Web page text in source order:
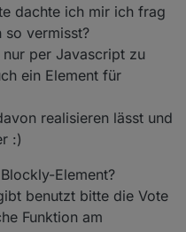
dachte ich mir ich frag
so vermisst?
nur per Javascript zu
ein Element für
realisieren lässt und
:)
Element?
benutzt bitte die Vote
Funktion am